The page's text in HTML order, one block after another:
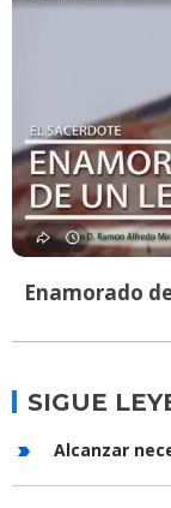
Enamorado
SIGUE
Alcanzar